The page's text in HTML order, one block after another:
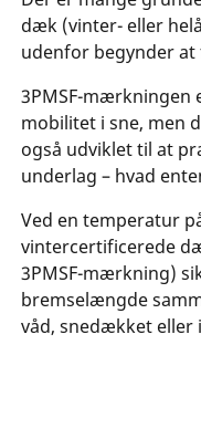
dæk (vinter- eller
udenfor begynder at
3PMSF-mærkningen
mobilitet i sne, men
også udviklet til at
underlag – hvad
Ved en temperatur
vintercertificerede
3PMSF-mærkning)
bremselængde
våd, snedækket eller